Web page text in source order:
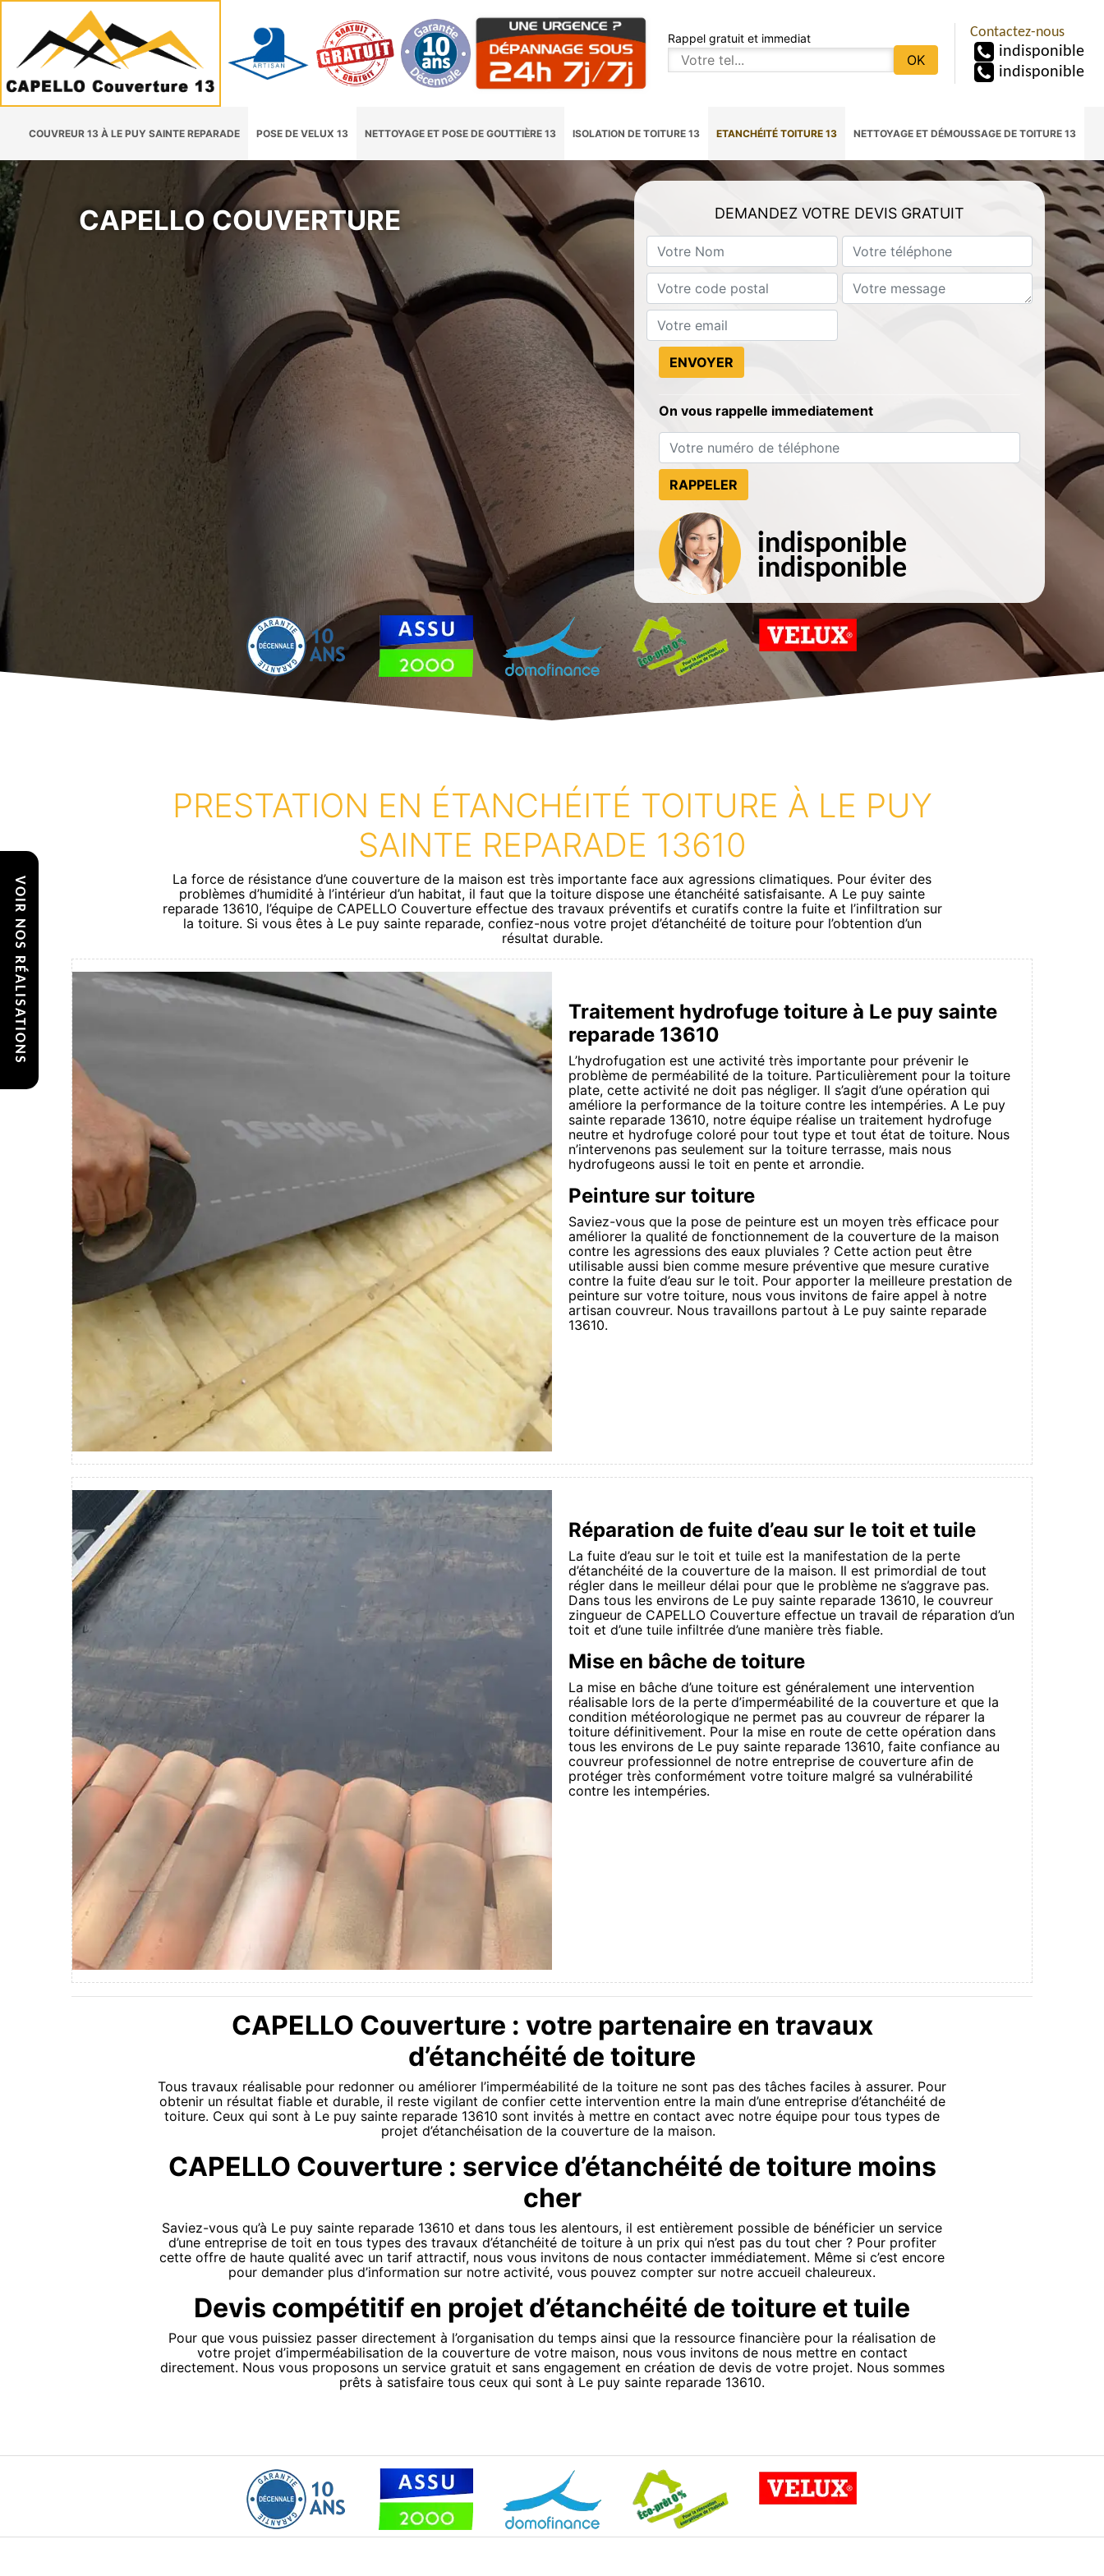
Rappel gratuit et immediat Contactez-nous
indisponible
indisponible
COUVREUR 13 À LE PUY SAINTE REPARADE POSE DE VELUX 13 NETTOYAGE ET POSE DE GOUTTIÈRE 13 ISOLATION DE TOITURE 13 ETANCHÉITÉ TOITURE 13 NETTOYAGE ET DÉMOUSSAGE DE TOITURE 13
VOIR NOS RÉALISATIONS
CAPELLO COUVERTURE DEMANDEZ VOTRE DEVIS GRATUIT
On vous rappelle immediatement
indisponible
indisponible
PRESTATION EN ÉTANCHÉITÉ TOITURE À LE PUY
SAINTE REPARADE 13610
La force de résistance d’une couverture de la maison est très importante face aux agressions climatiques. Pour éviter des
problèmes d’humidité à l’intérieur d’un habitat, il faut que la toiture dispose une étanchéité satisfaisante. A Le puy sainte
reparade 13610, l’équipe de CAPELLO Couverture effectue des travaux préventifs et curatifs contre la fuite et l’infiltration sur
la toiture. Si vous êtes à Le puy sainte reparade, confiez-nous votre projet d’étanchéité de toiture pour l’obtention d’un
résultat durable.
Traitement hydrofuge toiture à Le puy sainte
reparade 13610
L’hydrofugation est une activité très importante pour prévenir le
problème de perméabilité de la toiture. Particulièrement pour la toiture
plate, cette activité ne doit pas négliger. Il s’agit d’une opération qui
améliore la performance de la toiture contre les intempéries. A Le puy
sainte reparade 13610, notre équipe réalise un traitement hydrofuge
neutre et hydrofuge coloré pour tout type et tout état de toiture. Nous
n’intervenons pas seulement sur la toiture terrasse, mais nous
hydrofugeons aussi le toit en pente et arrondie.
Peinture sur toiture
Saviez-vous que la pose de peinture est un moyen très efficace pour
améliorer la qualité de fonctionnement de la couverture de la maison
contre les agressions des eaux pluviales ? Cette action peut être
utilisable aussi bien comme mesure préventive que mesure curative
contre la fuite d’eau sur le toit. Pour apporter la meilleure prestation de
peinture sur votre toiture, nous vous invitons de faire appel à notre
artisan couvreur. Nous travaillons partout à Le puy sainte reparade
13610.
Réparation de fuite d’eau sur le toit et tuile
La fuite d’eau sur le toit et tuile est la manifestation de la perte
d’étanchéité de la couverture de la maison. Il est primordial de tout
régler dans le meilleur délai pour que le problème ne s’aggrave pas.
Dans tous les environs de Le puy sainte reparade 13610, le couvreur
zingueur de CAPELLO Couverture effectue un travail de réparation d’un
toit et d’une tuile infiltrée d’une manière très fiable.
Mise en bâche de toiture
La mise en bâche d’une toiture est généralement une intervention
réalisable lors de la perte d’imperméabilité de la couverture et que la
condition météorologique ne permet pas au couvreur de réparer la
toiture définitivement. Pour la mise en route de cette opération dans
tous les environs de Le puy sainte reparade 13610, faite confiance au
couvreur professionnel de notre entreprise de couverture afin de
protéger très conformément votre toiture malgré sa vulnérabilité
contre les intempéries.
CAPELLO Couverture : votre partenaire en travaux
d’étanchéité de toiture
Tous travaux réalisable pour redonner ou améliorer l’imperméabilité de la toiture ne sont pas des tâches faciles à assurer. Pour
obtenir un résultat fiable et durable, il reste vigilant de confier cette intervention entre la main d’une entreprise d’étanchéité de
toiture. Ceux qui sont à Le puy sainte reparade 13610 sont invités à mettre en contact avec notre équipe pour tous types de
projet d’étanchéisation de la couverture de la maison.
CAPELLO Couverture : service d’étanchéité de toiture moins
cher
Saviez-vous qu’à Le puy sainte reparade 13610 et dans tous les alentours, il est entièrement possible de bénéficier un service
d’une entreprise de toit en tous types des travaux d’étanchéité de toiture à un prix qui n’est pas du tout cher ? Pour profiter
cette offre de haute qualité avec un tarif attractif, nous vous invitons de nous contacter immédiatement. Même si c’est encore
pour demander plus d’information sur notre activité, vous pouvez compter sur notre accueil chaleureux.
Devis compétitif en projet d’étanchéité de toiture et tuile
Pour que vous puissiez passer directement à l’organisation du temps ainsi que la ressource financière pour la réalisation de
votre projet d’imperméabilisation de la couverture de votre maison, nous vous invitons de nous mettre en contact
directement. Nous vous proposons un service gratuit et sans engagement en création de devis de votre projet. Nous sommes
prêts à satisfaire tous ceux qui sont à Le puy sainte reparade 13610.